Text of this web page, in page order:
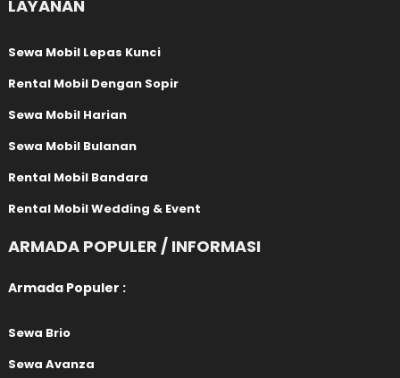
LAYANAN
Sewa Mobil Lepas Kunci
Rental Mobil Dengan Sopir
Sewa Mobil Harian
Sewa Mobil Bulanan
Rental Mobil Bandara
Rental Mobil Wedding & Event
ARMADA POPULER / INFORMASI
Armada Populer :
Sewa Brio
Sewa Avanza